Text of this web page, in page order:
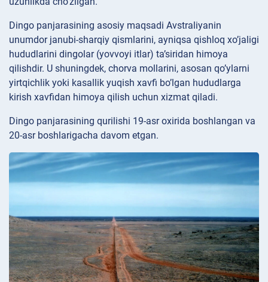
Dingo panjarasining asosiy maqsadi Avstraliyanin
unumdor janubi-sharqiy qismlarini, ayniqsa qishloq xo’jaligi
hududlarini dingolar (yovvoyi itlar) ta’siridan himoya
qilishdir. U shuningdek, chorva mollarini, asosan qo’ylarni
yirtqichlik yoki kasallik yuqish xavfi bo’lgan hududlarga
kirish xavfidan himoya qilish uchun xizmat qiladi.
Dingo panjarasining qurilishi 19-asr oxirida boshlangan va
20-asr boshlarigacha davom etgan.